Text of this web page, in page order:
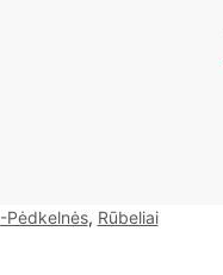
-Pėdkelnės, Rūbeliai